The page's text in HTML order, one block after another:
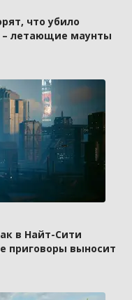
что убило
летающие маунты
в Найт-Сити
приговоры выносит